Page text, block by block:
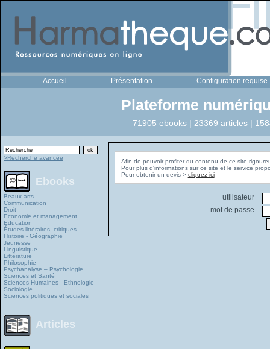
Accueil Présentation Configuration requise
Plateforme
71905 ebooks | 23369 articles |
>Recherche avancée
Ebooks
Beaux-arts
Communication
Droit
Economie et management
Education
Études littéraires, critiques
Histoire - Géographie
Jeunesse
Linguistique
Littérature
Philosophie
Psychanalyse – Psychologie
Sciences et Santé
Sciences Humaines - Ethnologie -
Sociologie
Sciences politiques et sociales
Articles
Afin de pouvoir profiter du contenu de ce site
Pour plus d'informations sur ce site et le service
Pour obtenir un devis > cliquez ici
utilisateur
mot de passe